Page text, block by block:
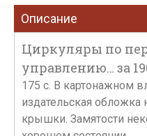
Описание
Циркуляры по
управлению… за
175 с. В картонажном
издательская обложка
крышки. Замятости